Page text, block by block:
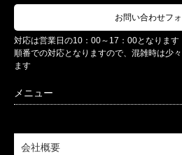
お問い合わせフ
対応は営業日の10：00～17：00となります
順番での対応となりますので、混雑時は少
ます
会社概要